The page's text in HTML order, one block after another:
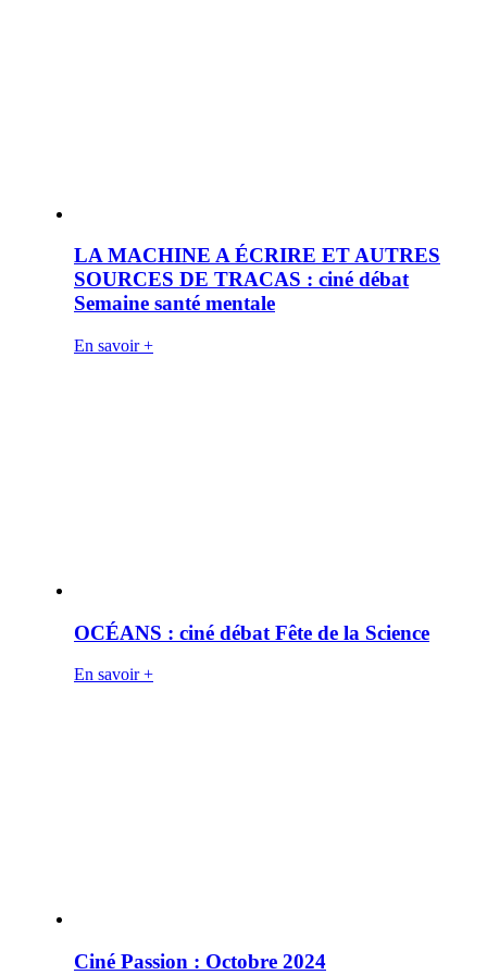
LA MACHINE A ÉCRIRE ET AUTRES
SOURCES DE TRACAS : ciné débat
Semaine santé mentale
En savoir +
OCÉANS : ciné débat Fête de la Science
En savoir +
Ciné Passion : Octobre 2024